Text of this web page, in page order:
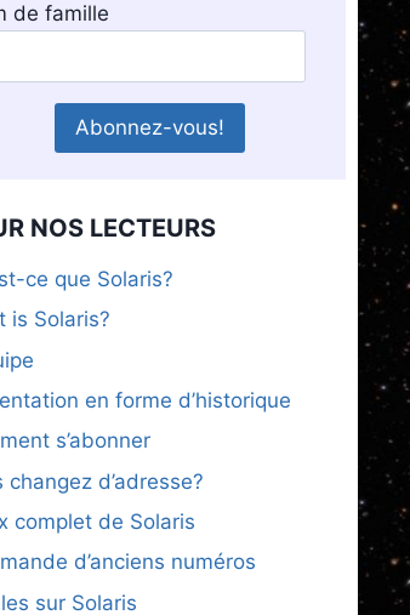
de famille
NOS LECTEURS
ce que Solaris?
is Solaris?
en forme d’historique
s’abonner
changez d’adresse?
complet de Solaris
d’anciens numéros
sur Solaris